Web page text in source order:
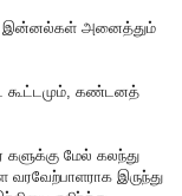
இன்னல்கள் அனைத்தும்
கூட்டமும், கண்டனத்
மேல் கலந்து
இருந்து